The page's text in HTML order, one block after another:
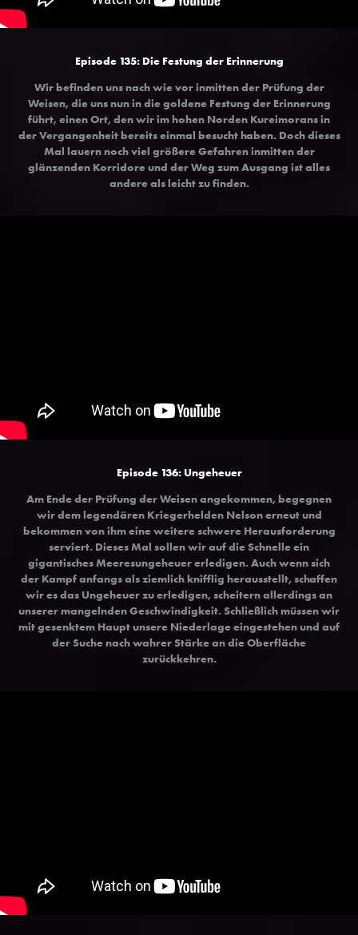
Episode 135: Die Festung der Erinnerung
Wir befinden uns nach wie vor inmitten der Prüfung der
Weisen, die uns nun in die goldene Festung der Erinnerung
führt, einen Ort, den wir im hohen Norden Kureimorans in
der Vergangenheit bereits einmal besucht haben. Doch dieses
Mal lauern noch viel größere Gefahren inmitten der
glänzenden Korridore und der Weg zum Ausgang ist alles
andere als leicht zu finden.
Episode 136: Ungeheuer
Am Ende der Prüfung der Weisen angekommen, begegnen
wir dem legendären Kriegerhelden Nelson erneut und
bekommen von ihm eine weitere schwere Herausforderung
serviert. Dieses Mal sollen wir auf die Schnelle ein
gigantisches Meeresungeheuer erledigen. Auch wenn sich
der Kampf anfangs als ziemlich knifflig herausstellt, schaffen
wir es das Ungeheuer zu erledigen, scheitern allerdings an
unserer mangelnden Geschwindigkeit. Schließlich müssen wir
mit gesenktem Haupt unsere Niederlage eingestehen und auf
der Suche nach wahrer Stärke an die Oberfläche
zurückkehren.